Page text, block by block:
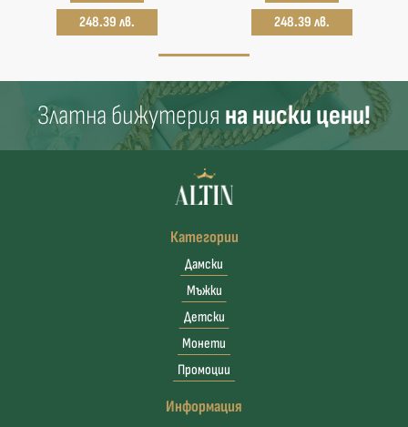
248.39 лв.
248.39 лв.
Златна бижутерия на ниски цени!
Категории
Дамски
Мъжки
Детски
Монети
Промоции
Информация